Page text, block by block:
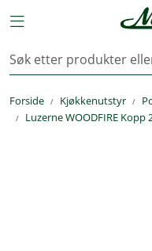
Toggle navigation
Forside Kjøkkenutstyr
Luzerne WOODFIRE Kopp
Kjøkkenutstyr
Storkjøkken